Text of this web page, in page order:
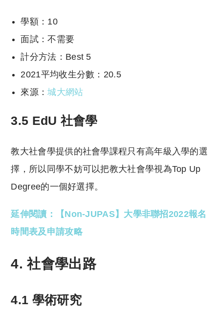
學額：10
面試：不需要
計分方法：Best 5
2021平均收生分數：20.5
來源：城大網站
3.5 EdU 社會學
教大社會學提供的社會學課程只有高年級入學的選
擇，所以同學不妨可以把教大社會學視為Top Up
Degree的一個好選擇。
延伸閱讀：【Non-JUPAS】大學非聯招2022報名
時間表及申請攻略
4. 社會學出路
4.1 學術研究